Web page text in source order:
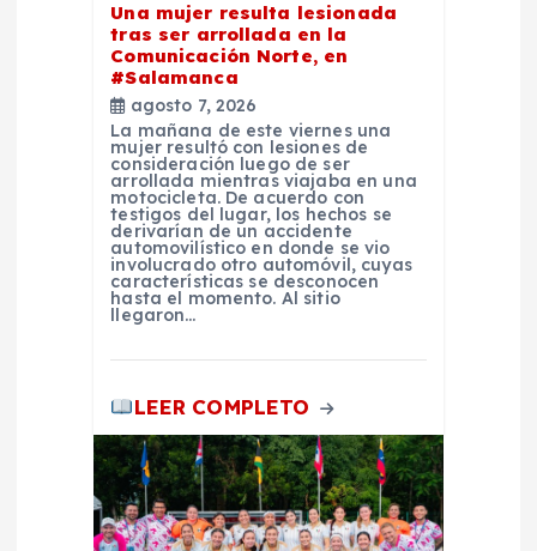
Una mujer resulta lesionada
tras ser arrollada en la
Comunicación Norte, en
#Salamanca
agosto 7, 2026
La mañana de este viernes una
mujer resultó con lesiones de
consideración luego de ser
arrollada mientras viajaba en una
motocicleta. De acuerdo con
testigos del lugar, los hechos se
derivarían de un accidente
automovilístico en donde se vio
involucrado otro automóvil, cuyas
características se desconocen
hasta el momento. Al sitio
llegaron…
LEER COMPLETO